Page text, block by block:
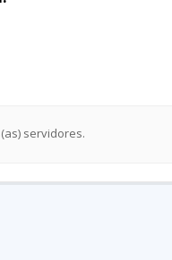
servidores.